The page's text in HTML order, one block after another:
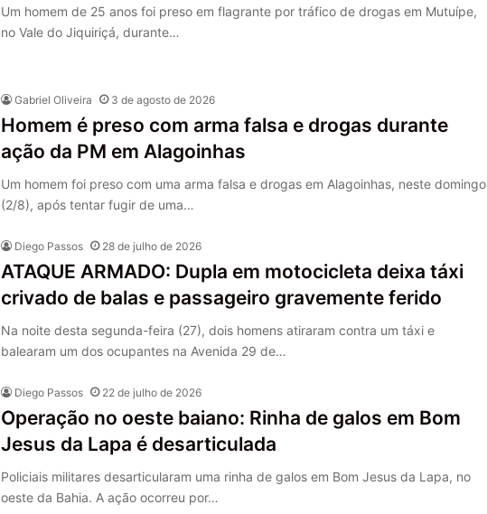
Um homem de 25 anos foi preso em flagrante por tráfico de drogas em Mutuípe,
no Vale do Jiquiriçá, durante…
Gabriel Oliveira 3 de agosto de 2026
Homem é preso com arma falsa e drogas durante
ação da PM em Alagoinhas
Um homem foi preso com uma arma falsa e drogas em Alagoinhas, neste domingo
(2/8), após tentar fugir de uma…
Diego Passos 28 de julho de 2026
ATAQUE ARMADO: Dupla em motocicleta deixa táxi
crivado de balas e passageiro gravemente ferido
Na noite desta segunda-feira (27), dois homens atiraram contra um táxi e
balearam um dos ocupantes na Avenida 29 de…
Diego Passos 22 de julho de 2026
Operação no oeste baiano: Rinha de galos em Bom
Jesus da Lapa é desarticulada
Policiais militares desarticularam uma rinha de galos em Bom Jesus da Lapa, no
oeste da Bahia. A ação ocorreu por…